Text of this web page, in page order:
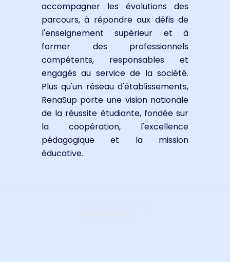
accompagner les évolutions des
parcours, à répondre aux défis de
l'enseignement supérieur et à
former des professionnels
compétents, responsables et
engagés au service de la société.
Plus qu'un réseau d'établissements,
RenaSup porte une vision nationale
de la réussite étudiante, fondée sur
la coopération, l'excellence
pédagogique et la mission
éducative.